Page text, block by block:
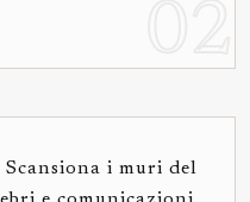
i muri del